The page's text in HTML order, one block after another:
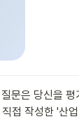
문은 당신을
접 작성한 '산